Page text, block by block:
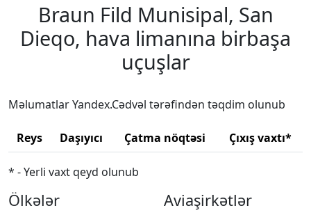
Braun Fild Munisipal, San
Dieqo, hava limanına birbaşa
uçuşlar
Məlumatlar Yandex.Cədvəl tərəfindən təqdim olunub
Reys Daşıyıcı Çatma nöqtəsi Çıxış vaxtı*
* - Yerli vaxt qeyd olunub
Ölkələr Aviaşirkətlər